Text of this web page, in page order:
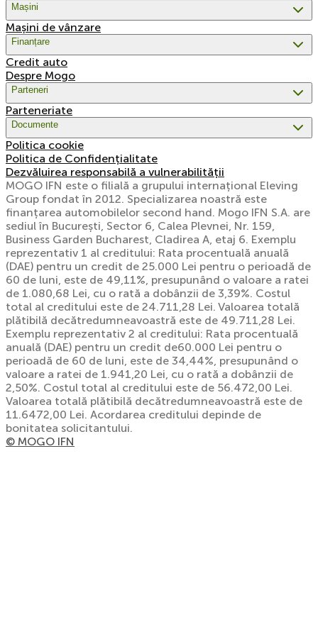
Mașini
Mașini de vânzare
Finanțare
Credit auto
Despre Mogo
Parteneri
Parteneriate
Documente
Politica cookie
Politica de Confidențialitate
Dezvăluirea responsabilă a vulnerabilității
MOGO IFN este o filială a grupului internațional Eleving
Group fondat în 2012. Specializarea noastră este
finanțarea automobilelor second hand. Mogo IFN S.A. are
sediul în București, Sector 6, Calea Plevnei, Nr. 159,
Business Garden Bucharest, Cladirea A, etaj 6. Exemplu
reprezentativ 1 al creditului: Rata procentuală anuală
(DAE) pentru un credit de 25.000 Lei pentru o perioadă de
60 de luni, este de 49,11%, presupunând o valoare a ratei
de 1.080,68 Lei, cu o rată a dobânzii de 3,39%. Costul
total al creditului este de 24.711,28 Lei. Valoarea totală
plătibilă decătredumneavoastră este de 49.711,28 Lei.
Exemplu reprezentativ 2 al creditului: Rata procentuală
anuală (DAE) pentru un credit de60.000 Lei pentru o
perioadă de 60 de luni, este de 34,44%, presupunând o
valoare a ratei de 1.941,20 Lei, cu o rată a dobânzii de
2,50%. Costul total al creditului este de 56.472,00 Lei.
Valoarea totală plătibilă decătredumneavoastră este de
11.6472,00 Lei. Acordarea creditului depinde de
bonitatea solicitantului.
© MOGO IFN